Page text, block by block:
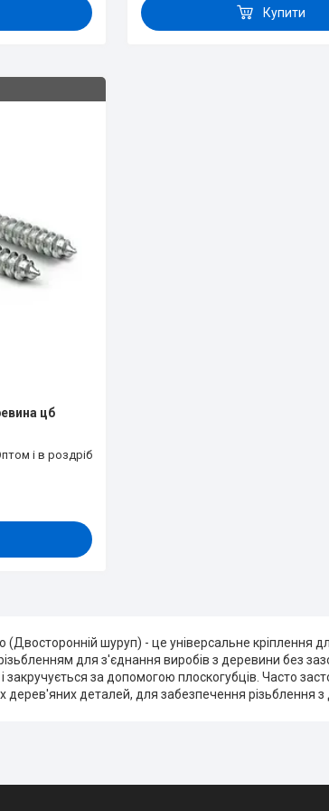
Купити
цб
і в роздріб
шуруп) - це універсальне кріплення
для з'єднання виробів з деревини без
закручується за допомогою плоскогубців. Часто
дерев'яних деталей, для забезпечення різьблення з